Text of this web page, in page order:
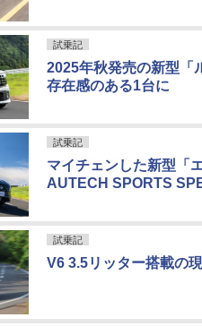
試乗記
2025年秋発売の新型「
存在感のある1台に
試乗記
マイチェンした新型「
AUTECH SPORTS
試乗記
V6 3.5リッター搭載の